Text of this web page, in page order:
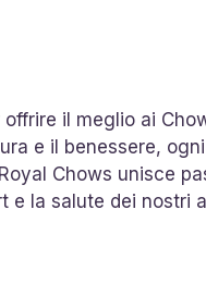
il meglio ai
e il benessere,
Chows unisce
la salute dei nostri